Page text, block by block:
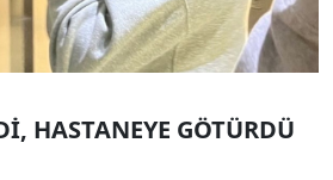
HASTANEYE GÖTÜRDÜ